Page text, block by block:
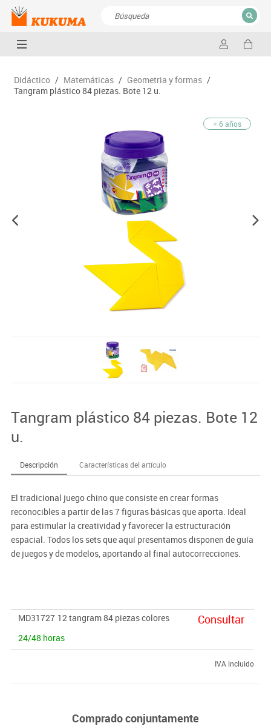
CERRAR
Didáctico / Matemáticas / Geometria y formas /
Tangram plástico 84 piezas. Bote 12 u.
+ 6 años
Tangram plástico 84 piezas. Bote 12
u.
Descripción Características del artículo
El tradicional juego chino que consiste en crear formas
reconocibles a partir de las 7 figuras básicas que aporta. Ideal
para estimular la creatividad y favorecer la estructuración
espacial. Todos los sets que aquí presentamos disponen de guía
de juegos y de modelos, aportando al final autocorrecciones.
MD31727 12 tangram 84 piezas colores
24/48 horas
Consultar
IVA incluido
Comprado conjuntamente